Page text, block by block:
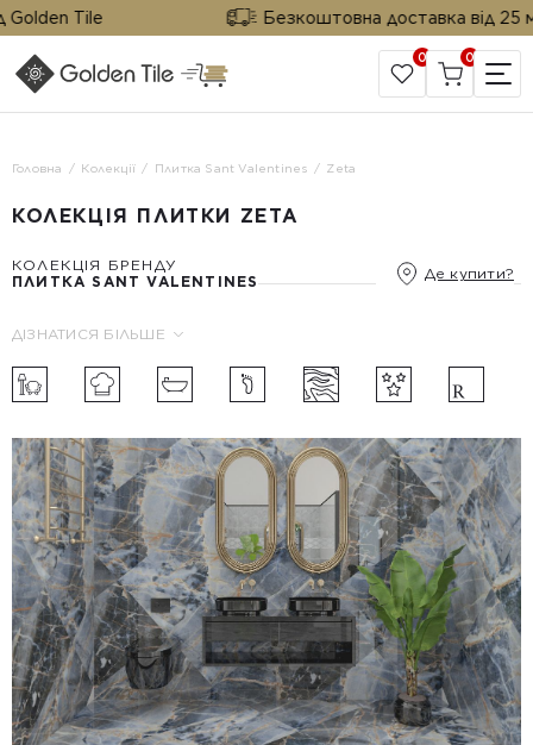
Tile Безкоштовна доставка від 25 м²
САЙТ КОМПАНІЇ
0 0
Головна Колекції Плитка Sant Valentines Zeta
КОЛЕКЦІЯ ПЛИТКИ ZETA
КОЛЕКЦІЯ БРЕНДУ
ПЛИТКА SANT VALENTINES
Де купити?
ДІЗНАТИСЯ БІЛЬШЕ